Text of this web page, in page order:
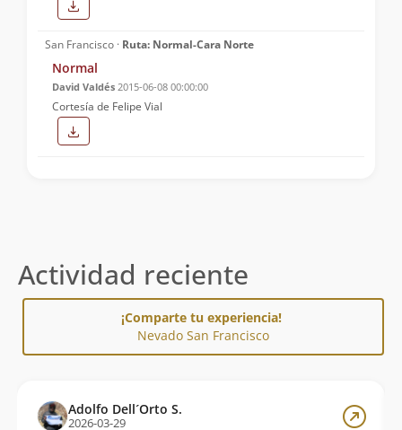
San Francisco · Ruta: Normal-Cara Norte
Normal
David Valdés 2015-06-08 00:00:00
Cortesía de Felipe Vial
Actividad reciente
¡Comparte tu experiencia!
Nevado San Francisco
Adolfo Dell´Orto S.
2026-03-29